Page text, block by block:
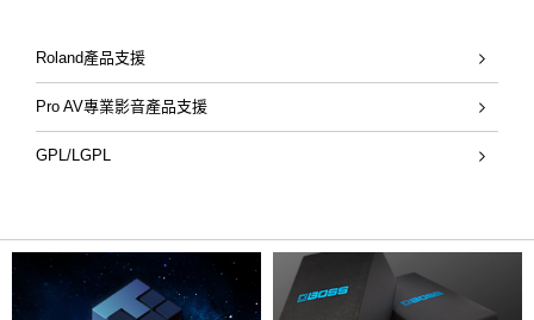
Roland產品支援
Pro AV專業影音產品支援
GPL/LGPL